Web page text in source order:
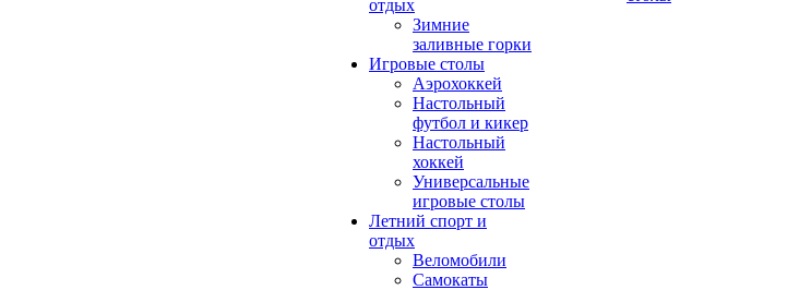
отдых
Зимние
заливные горки
Игровые столы
Аэрохоккей
Настольный
футбол и кикер
Настольный
хоккей
Универсальные
игровые столы
Летний спорт и
отдых
Веломобили
Самокаты